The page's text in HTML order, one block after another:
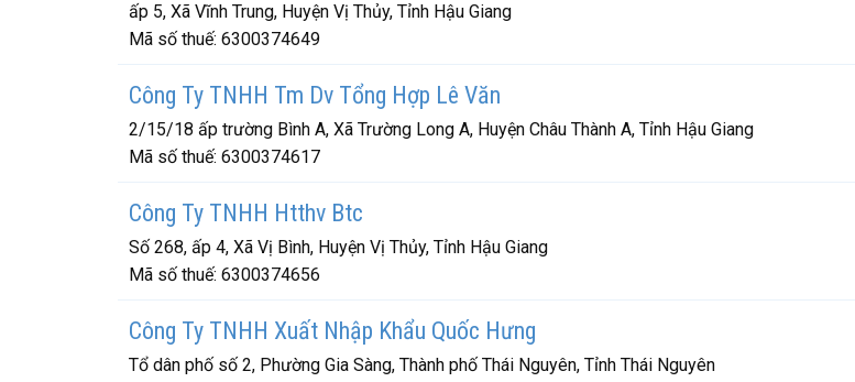
ấp 5, Xã Vĩnh Trung, Huyện Vị Thủy, Tỉnh Hậu Giang
Mã số thuế: 6300374649
Công Ty TNHH Tm Dv Tổng Hợp Lê Văn
2/15/18 ấp trường Bình A, Xã Trường Long A, Huyện Châu Thành A, Tỉnh Hậu Giang
Mã số thuế: 6300374617
Công Ty TNHH Htthv Btc
Số 268, ấp 4, Xã Vị Bình, Huyện Vị Thủy, Tỉnh Hậu Giang
Mã số thuế: 6300374656
Công Ty TNHH Xuất Nhập Khẩu Quốc Hưng
Tổ dân phố số 2, Phường Gia Sàng, Thành phố Thái Nguyên, Tỉnh Thái Nguyên